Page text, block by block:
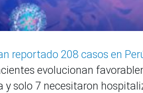
reportado 208 casos en
evolucionan
y solo 7 necesitaron